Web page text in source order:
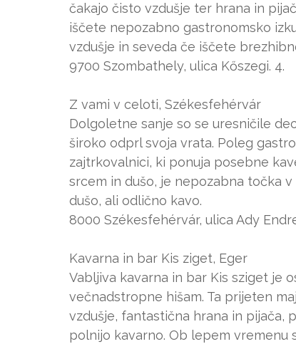
čakajo čisto vzdušje ter hrana in
iščete nepozabno gastronomsko
vzdušje in seveda če iščete
9700 Szombathely, ulica Kőszegi. 4.
Z vami v celoti, Székesfehérvár
Dolgoletne sanje so se uresničile
široko odprl svoja vrata. Poleg
zajtrkovalnici, ki ponuja posebne
srcem in dušo, je nepozabna točka
dušo, ali odlično kavo.
8000 Székesfehérvár, ulica Ady
Kavarna in bar Kis ziget, Eger
Vabljiva kavarna in bar Kis sziget je
večnadstropne hišam. Ta prijeten
vzdušje, fantastična hrana in pijača,
polnijo kavarno. Ob lepem vremenu